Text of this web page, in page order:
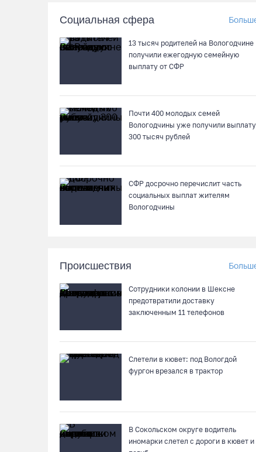
Социальная сфера
13 тысяч родителей на Вологодчине
получили ежегодную семейную
выплату от СФР
Почти 400 молодых семей
Вологодчины уже получили выплату
300 тысяч рублей
СФР досрочно перечислит часть
социальных выплат жителям
Вологодчины
Происшествия
Сотрудники колонии в Шексне
предотвратили доставку
заключенным 11 телефонов
Слетели в кювет: под Вологдой
фургон врезался в трактор
В Сокольском округе водитель
иномарки слетел с дороги в кювет и